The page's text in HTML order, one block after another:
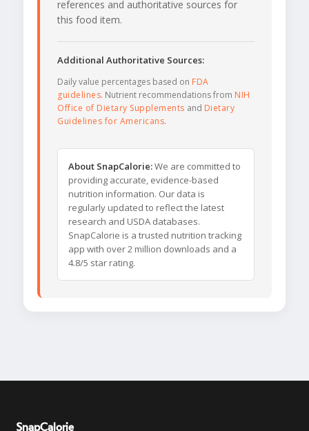
references and authoritative sources for
this food item.
Additional Authoritative Sources:
Daily value percentages based on FDA
guidelines. Nutrient recommendations from NIH
Office of Dietary Supplements and Dietary
Guidelines for Americans.
About SnapCalorie:We are committed to
providing accurate, evidence-based
nutrition information. Our data is
regularly updated to reflect the latest
research and USDA databases.
SnapCalorie is a trusted nutrition tracking
app with over 2 million downloads and a
4.8/5 star rating.
SnapCalorie